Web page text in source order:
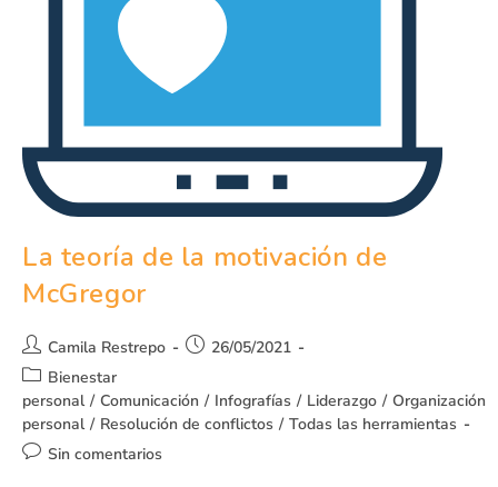
La teoría de la motivación de
McGregor
Camila Restrepo
26/05/2021
Bienestar
personal / Comunicación / Infografías / Liderazgo / Organización
personal / Resolución de conflictos / Todas las herramientas
Sin comentarios